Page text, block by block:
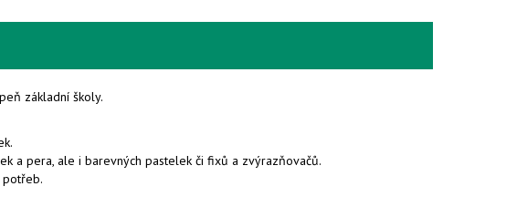
základní školy.
a pera, ale i barevných pastelek či fixů a zvýrazňovačů.
potřeb.